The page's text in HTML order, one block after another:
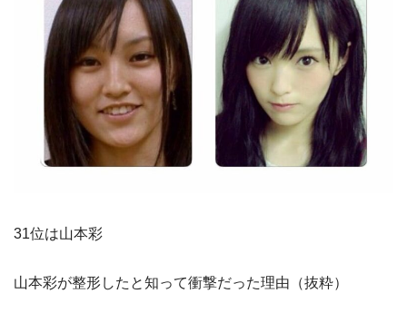
31位は山本彩
山本彩が整形したと知って衝撃だった理由（抜粋）